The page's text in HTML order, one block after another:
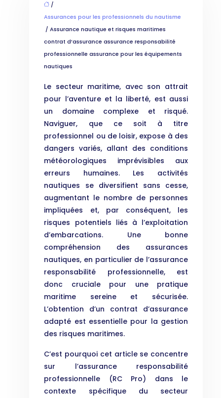
/
Assurances pour les professionnels du nautisme
/ Assurance nautique et risques maritimes
contrat d’assurance assurance responsabilité
professionnelle assurance pour les équipements
nautiques
Le secteur maritime, avec son attrait
pour l’aventure et la liberté, est aussi
un domaine complexe et risqué.
Naviguer, que ce soit à titre
professionnel ou de loisir, expose à des
dangers variés, allant des conditions
météorologiques imprévisibles aux
erreurs humaines. Les activités
nautiques se diversifient sans cesse,
augmentant le nombre de personnes
impliquées et, par conséquent, les
risques potentiels liés à l’exploitation
d’embarcations. Une bonne
compréhension des assurances
nautiques, en particulier de l’assurance
responsabilité professionnelle, est
donc cruciale pour une pratique
maritime sereine et sécurisée.
L’obtention d’un contrat d’assurance
adapté est essentielle pour la gestion
des risques maritimes.
C’est pourquoi cet article se concentre
sur l’assurance responsabilité
professionnelle (RC Pro) dans le
contexte spécifique du secteur